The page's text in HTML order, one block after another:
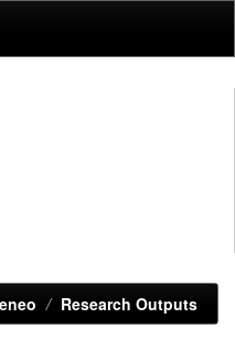
Research Outputs